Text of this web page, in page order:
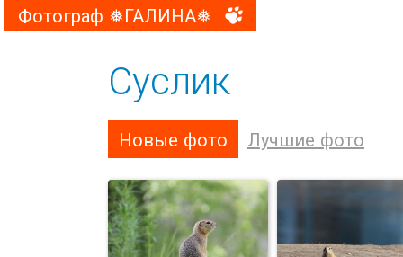
Фотограф ❅ГАЛИНА❅
Суслик
Новые фото Лучшие фото